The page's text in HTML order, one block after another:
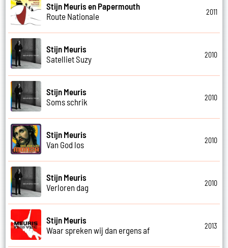
Stijn Meuris en Papermouth
Route Nationale
2011
Stijn Meuris
Satelliet Suzy
2010
Stijn Meuris
Soms schrik
2010
Stijn Meuris
Van God los
2010
Stijn Meuris
Verloren dag
2010
Stijn Meuris
Waar spreken wij dan ergens af
2013